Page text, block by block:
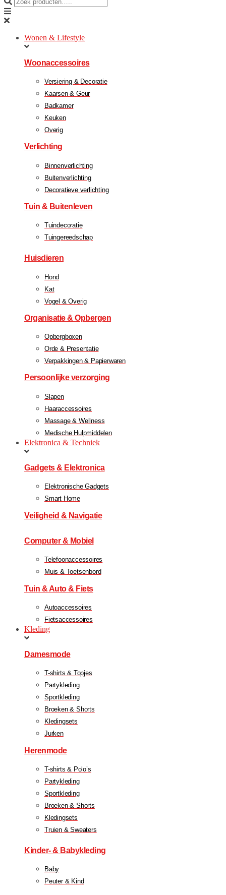
Wonen & Lifestyle
Woonaccessoires
Versiering & Decoratie
Kaarsen & Geur
Badkamer
Keuken
Overig
Verlichting
Binnenverlichting
Buitenverlichting
Decoratieve verlichting
Tuin & Buitenleven
Tuindecoratie
Tuingereedschap
Huisdieren
Hond
Kat
Vogel & Overig
Organisatie & Opbergen
Opbergboxen
Orde & Presentatie
Verpakkingen & Papierwaren
Persoonlijke verzorging
Slapen
Haaraccessoires
Massage & Wellness
Medische Hulpmiddelen
Elektronica & Techniek
Gadgets & Elektronica
Elektronische Gadgets
Smart Home
Veiligheid & Navigatie
Computer & Mobiel
Telefoonaccessoires
Muis & Toetsenbord
Tuin & Auto & Fiets
Autoaccessoires
Fietsaccessoires
Kleding
Damesmode
T-shirts & Topjes
Partykleding
Sportkleding
Broeken & Shorts
Kledingsets
Jurken
Herenmode
T-shirts & Polo’s
Partykleding
Sportkleding
Broeken & Shorts
Kledingsets
Truien & Sweaters
Kinder- & Babykleding
Baby
Peuter & Kind